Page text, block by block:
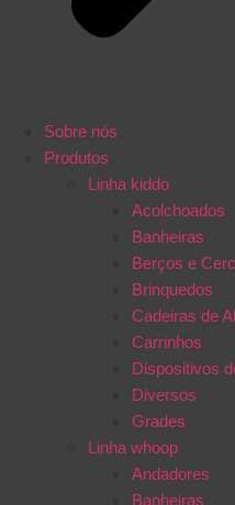
Sobre nós
Produtos
Linha kiddo
Acolchoados
Banheiras
Berços e
Brinquedos
Cadeiras de
Carrinhos
Dispositivos
Diversos
Grades
Linha whoop
Andadores
Banheiras